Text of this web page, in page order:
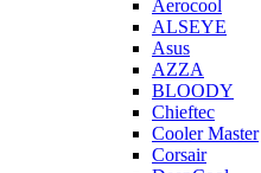
Aerocool
ALSEYE
Asus
AZZA
BLOODY
Chieftec
Cooler Master
Corsair